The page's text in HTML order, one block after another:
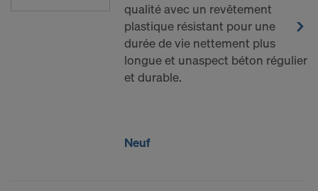
qualité avec un revêtement
plastique résistant pour une
durée de vie nettement plus
longue et unaspect béton régulier
et durable.
Neuf
DE COOKIES ET AU TRANSFERT DE
VOS DONNÉES À CARACTÈRE
PERSONNEL AUX ÉTATS-UNIS?